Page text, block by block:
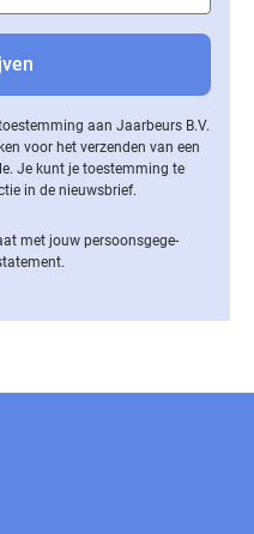
aan Jaarbeurs B.V.
voor het verzenden van een
Je kunt je toestemming te
in de nieuwsbrief.
met jouw per­soons­ge­ge­